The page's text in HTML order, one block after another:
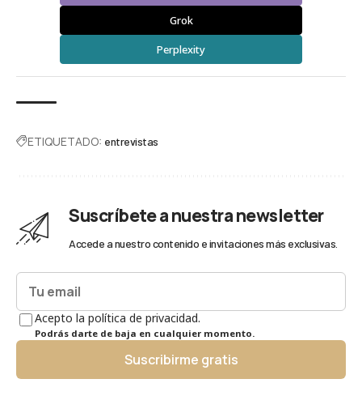
Grok
Perplexity
ETIQUETADO: entrevistas
Suscríbete a nuestra newsletter
Accede a nuestro contenido e invitaciones más exclusivas.
Acepto la política de privacidad.
Podrás darte de baja en cualquier momento.
Suscribirme gratis